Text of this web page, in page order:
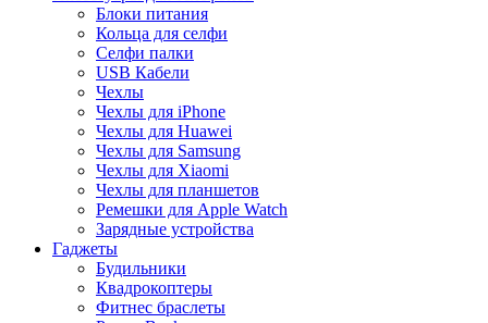
Блоки питания
Кольца для селфи
Селфи палки
USB Кабели
Чехлы
Чехлы для iPhone
Чехлы для Huawei
Чехлы для Samsung
Чехлы для Xiaomi
Чехлы для планшетов
Ремешки для Apple Watch
Зарядные устройства
Гаджеты
Будильники
Квадрокоптеры
Фитнес браслеты